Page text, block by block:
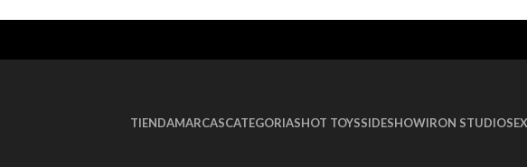
TIENDAMARCASCATEGORIASHOT TOYSSIDESHOWIRON STUDIOS